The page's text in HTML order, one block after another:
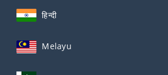
हिन्दी
Melayu